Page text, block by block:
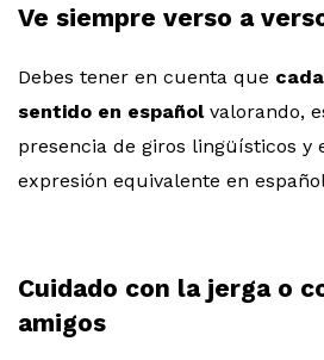
Ve siempre verso a
Debes tener en cuenta que
sentido en españolvalorando,
presencia de giros lingüísticos y
expresión equivalente en
Cuidado con la jerga o
amigos